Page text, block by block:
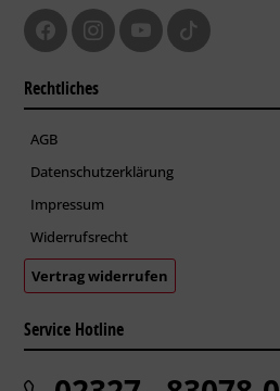
Rechtliches
AGB
Datenschutzerklärung
Impressum
Widerrufsrecht
Vertrag widerrufen
Service Hotline